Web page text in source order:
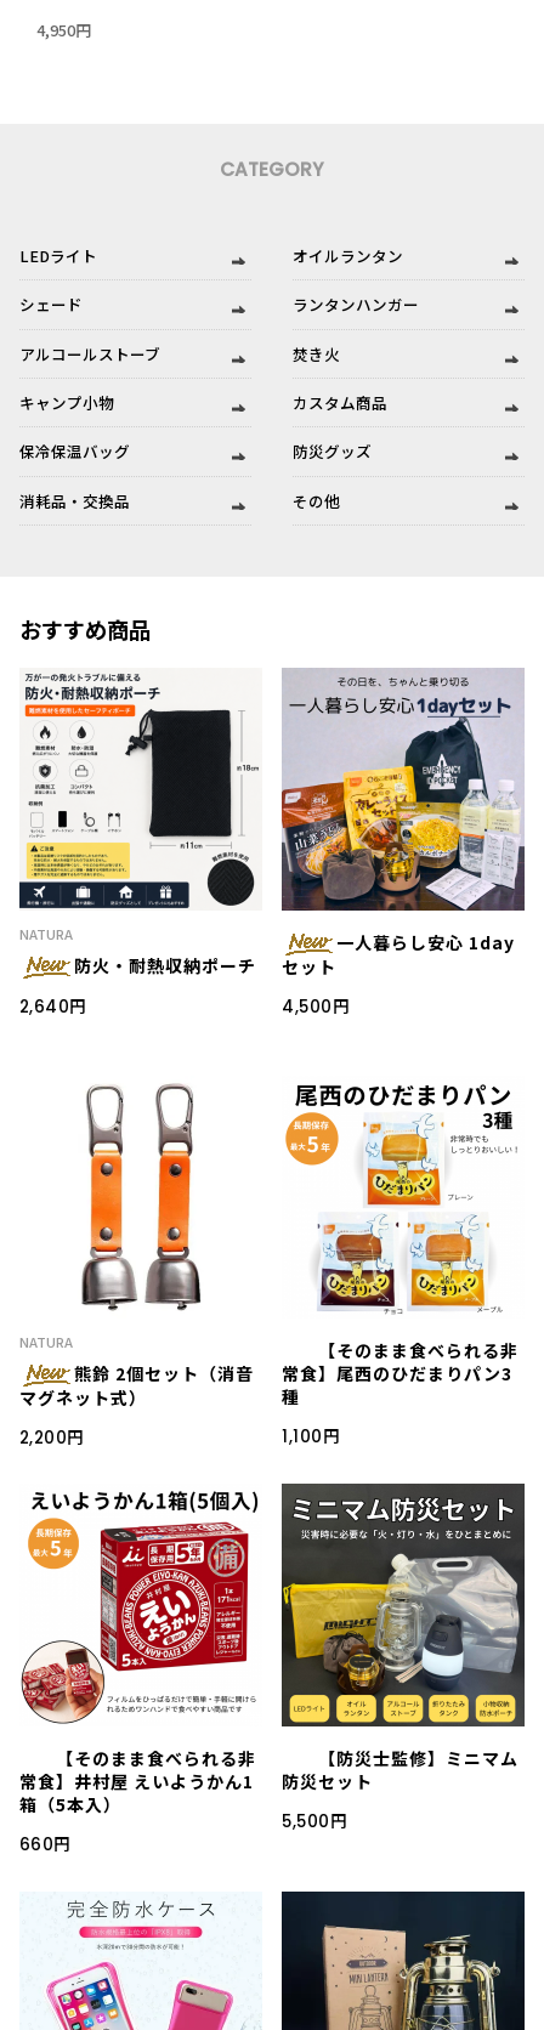
4,950円
CATEGORY
LEDライト オイルランタン
シェード ランタンハンガー
アルコールストーブ 焚き火
キャンプ小物 カスタム商品
保冷保温バッグ 防災グッズ
消耗品・交換品 その他
おすすめ商品
NATURA
防火・耐熱収納ポーチ
2,640円
一人暮らし安心 1day
セット
4,500円
NATURA
熊鈴 2個セット（消音
マグネット式）
2,200円
【そのまま食べられる非
常食】尾西のひだまりパン3
種
1,100円
【そのまま食べられる非
常食】井村屋 えいようかん1
箱（5本入）
660円
【防災士監修】ミニマム
防災セット
5,500円